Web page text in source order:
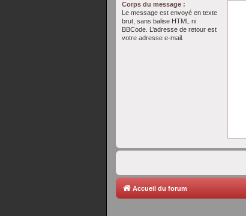
Corps du message :
Le message est envoyé en texte
brut, sans balise HTML ni
BBCode. L’adresse de retour est
votre adresse e-mail.
Accueil du forum